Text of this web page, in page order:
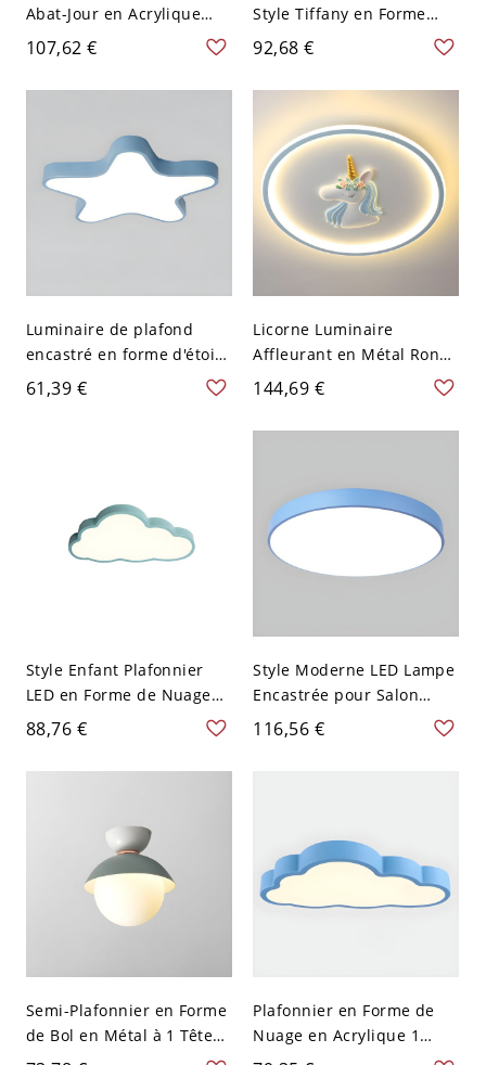
Abat-Jour en Acrylique
Luminaire Affleurant
Nordique Macaron - Bleu
110 V-120 V 30,48 cm
107,62 €
Style Tiffany en Forme
d'Hortensia en Verre
Lampe Encastrée pour
Balcon - 110 V-120 V Bleu
92,68 €
Luminaire de plafond
encastré en forme d'étoile
en acrylique blanc avec
ampoules LED pour
61,39 €
Licorne Luminaire
Affleurant en Métal Rond
Plafonnier LED Style
Enfant - Bleu 110 V-120 V
Chaud
144,69 €
Style Enfant Plafonnier
LED en Forme de Nuage
Métallique Lampe de
Plafond pour Chambre -
Bleu 110 V-120 V 49,53 cm
88,76 €
Style Moderne LED Lampe
Encastrée pour Salon
Plafonnier Cercle en
Métal - Bleu 110 V-120 V
116,56 €
Semi-Plafonnier en Forme
de Bol en Métal à 1 Tête
Montage Semi-Encastré
Plafonnier en Forme de
Nuage en Acrylique 1
Lumière LED Lampe